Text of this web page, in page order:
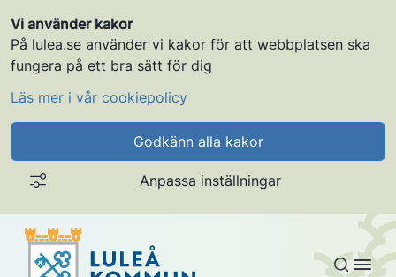
Vi använder kakor
På lulea.se använder vi kakor för att webbplatsen ska
fungera på ett bra sätt för dig
Läs mer i vår cookiepolicy
Godkänn alla kakor
Anpassa inställningar
Gå till innehållet